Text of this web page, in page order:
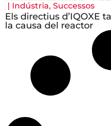
| Indústria, Successos
Els directius d’IQOXE
la causa del reactor